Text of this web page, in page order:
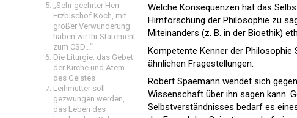
„Sehr geehrter Herr
Erzbischof Koch, mit
großer Verwunderung
haben wir Ihr Statement
zum CSD…“
Die Liturgie: das Gebet
der Kirche und Atem
des Geistes
Leihmutter soll
gezwungen werden,
das Leben des
Welche Konsequenzen hat das
Hirnforschung der Philosophie zu
Miteinanders (z. B. in der Bioethik)
Kompetente Kenner der Philosophie
ähnlichen Fragestellungen.
Robert Spaemann wendet sich
Wissenschaft über ihn sagen kann.
Selbstverständnisses bedarf es